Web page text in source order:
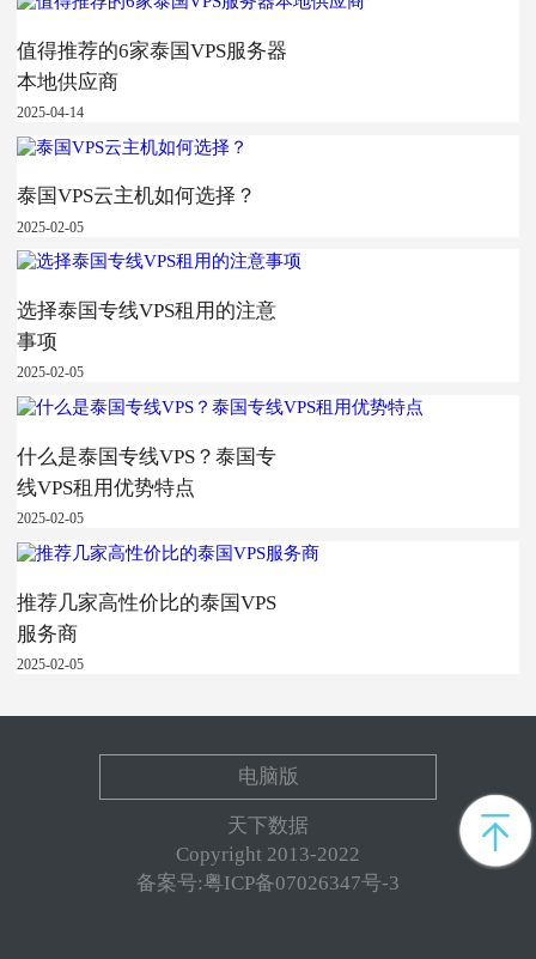
值得推荐的6家泰国VPS服务器
本地供应商
2025-04-14
泰国VPS云主机如何选择？
2025-02-05
选择泰国专线VPS租用的注意
事项
2025-02-05
什么是泰国专线VPS？泰国专
线VPS租用优势特点
2025-02-05
推荐几家高性价比的泰国VPS
服务商
2025-02-05
电脑版
天下数据
Copyright 2013-2022
备案号:粤ICP备07026347号-3